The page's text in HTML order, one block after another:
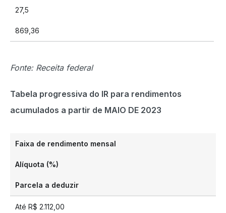
27,5
869,36
Fonte: Receita federal
Tabela progressiva do IR para rendimentos
acumulados a partir de MAIO DE 2023
Faixa de rendimento mensal
Alíquota (%)
Parcela a deduzir
Até R$ 2.112,00